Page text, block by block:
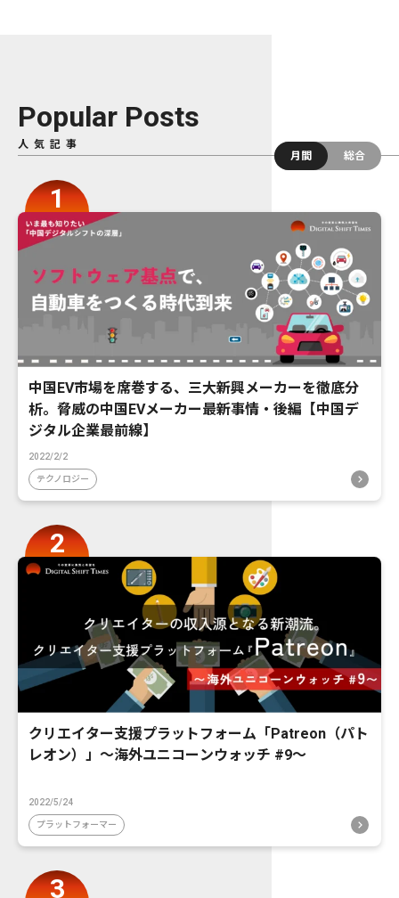
Popular Posts
人気記事
月間
総合
中国EV市場を席巻する、三大新興メーカーを徹底分
析。脅威の中国EVメーカー最新事情・後編【中国デ
ジタル企業最前線】
2022/2/2
テクノロジー
クリエイター支援プラットフォーム「Patreon（パト
レオン）」〜海外ユニコーンウォッチ #9〜
2022/5/24
プラットフォーマー